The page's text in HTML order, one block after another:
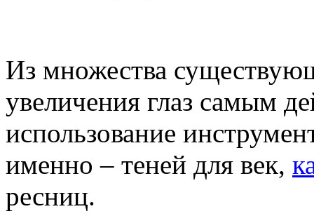
Из множества
увеличения глаз самым
использование
именно – теней для век,
ресниц.